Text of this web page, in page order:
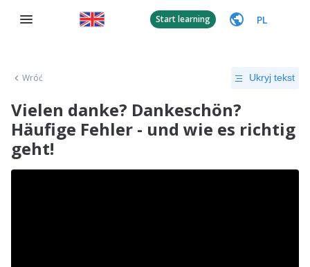
Start learning PL
Wróć Ukryj tekst
Vielen danke? Dankeschön?
Häufige Fehler - und wie es richtig
geht!